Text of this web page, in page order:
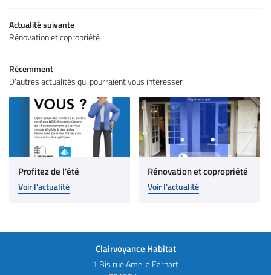
Actualité suivante
Rénovation et copropriété
Récemment
D'autres actualités qui pourraient vous intéresser
Profitez de l'été
Voir l'actualité
Rénovation et copropriété
Voir l'actualité
Clairvoyance Habitat
1 Bis rue Amelia Earhart